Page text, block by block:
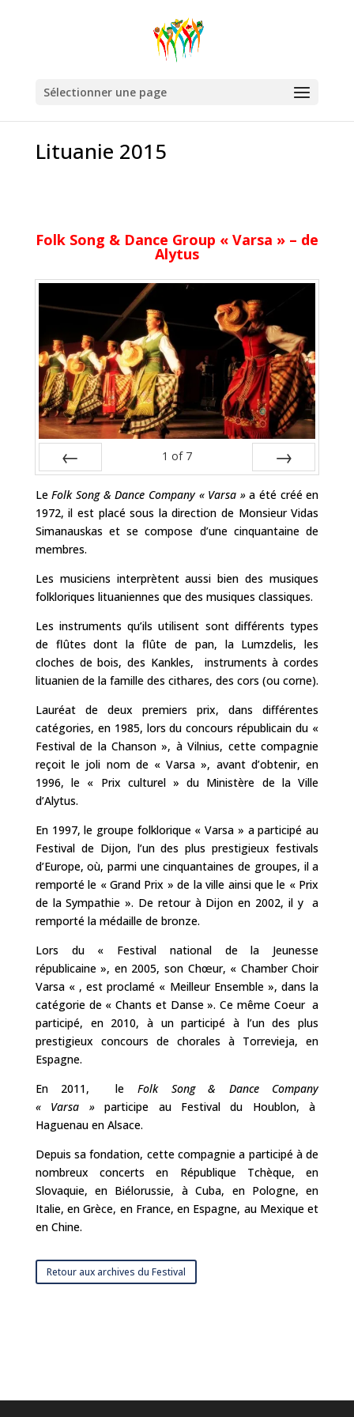
Sélectionner une page
Lituanie 2015
Folk Song & Dance Group « Varsa » – de
Alytus
1 of 7
LeFolk Song & Dance Company « Varsa »a été créé en
1972, il est placé sous la direction de Monsieur Vidas
Simanauskas et se compose d’une cinquantaine de
membres.
Les musiciens interprètent aussi bien des musiques
folkloriques lituaniennes que des musiques classiques.
Les instruments qu’ils utilisent sont différents types
de flûtes dont la flûte de pan, la Lumzdelis, les
cloches de bois, des Kankles, instruments à cordes
lituanien de la famille des cithares, des cors (ou corne).
Lauréat de deux premiers prix, dans différentes
catégories, en 1985, lors du concours républicain du «
Festival de la Chanson », à Vilnius, cette compagnie
reçoit le joli nom de « Varsa », avant d’obtenir, en
1996, le « Prix culturel » du Ministère de la Ville
d’Alytus.
En 1997, le groupe folklorique « Varsa » a participé au
Festival de Dijon, l’un des plus prestigieux festivals
d’Europe, où, parmi une cinquantaines de groupes, il a
remporté le « Grand Prix » de la ville ainsi que le « Prix
de la Sympathie ». De retour à Dijon en 2002, il y a
remporté la médaille de bronze.
Lors du « Festival national de la Jeunesse
républicaine », en 2005, son Chœur, « Chamber Choir
Varsa « , est proclamé « Meilleur Ensemble », dans la
catégorie de « Chants et Danse ». Ce même Coeur a
participé, en 2010, à un participé à l’un des plus
prestigieux concours de chorales à Torrevieja, en
Espagne.
En 2011, le Folk Song & Dance Company
« Varsa »participe au Festival du Houblon, à
Haguenau en Alsace.
Depuis sa fondation, cette compagnie a participé à de
nombreux concerts en République Tchèque, en
Slovaquie, en Biélorussie, à Cuba, en Pologne, en
Italie, en Grèce, en France, en Espagne, au Mexique et
en Chine.
Retour aux archives du Festival